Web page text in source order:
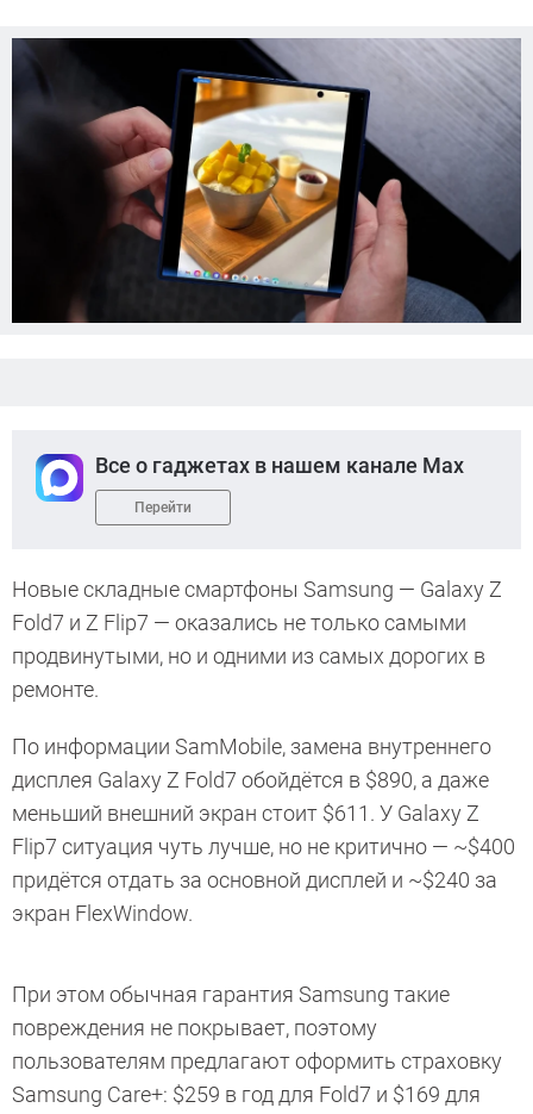
Все о гаджетах в нашем канале Max
Перейти
Новые складные смартфоны Samsung — Galaxy Z
Fold7 и Z Flip7 — оказались не только самыми
продвинутыми, но и одними из самых дорогих в
ремонте.
По информации SamMobile, замена внутреннего
дисплея Galaxy Z Fold7 обойдётся в $890, а даже
меньший внешний экран стоит $611. У Galaxy Z
Flip7 ситуация чуть лучше, но не критично — ~$400
придётся отдать за основной дисплей и ~$240 за
экран FlexWindow.
При этом обычная гарантия Samsung такие
повреждения не покрывает, поэтому
пользователям предлагают оформить страховку
Samsung Care+: $259 в год для Fold7 и $169 для